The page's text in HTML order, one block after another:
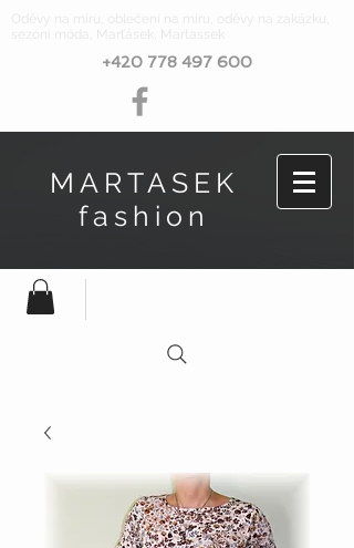
Oděvy na míru, oblečení na míru, oděvy na zakázku,
sezóní móda, Marťásek, Martassek
+420 778 497 600
MARTASEK
fashion